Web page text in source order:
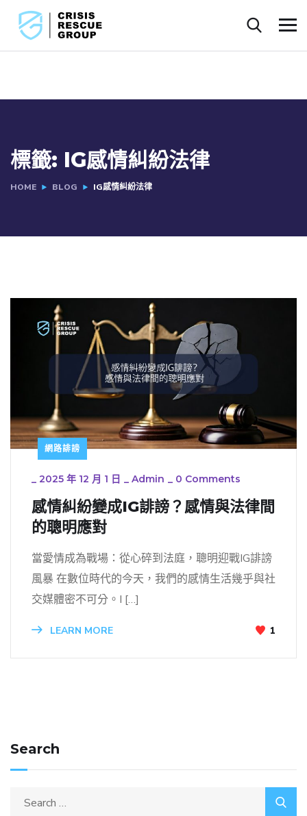
標籤: IG感情糾紛法律
HOME BLOG IG感情糾紛法律
網路誹謗
_ 2025 年 12 月 1 日 _ Admin _ 0 Comments
感情糾紛變成IG誹謗？感情與法律間
的聰明應對
當愛情成為戰場：從心碎到法庭，聰明迎戰IG誹謗
風暴 在數位時代的今天，我們的感情生活幾乎與社
交媒體密不可分。I […]
LEARN MORE 1
Search